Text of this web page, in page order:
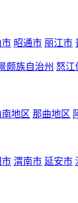
市 昭通市 丽江市
颇族自治州 怒江
南地区 那曲地区
市 渭南市 延安市